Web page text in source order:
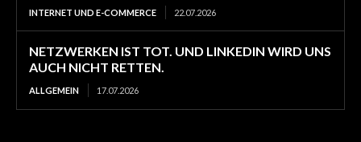
INTERNET UND E-COMMERCE 22.07.2026
NETZWERKEN IST TOT. UND LINKEDIN WIRD UNS
AUCH NICHT RETTEN.
ALLGEMEIN 17.07.2026